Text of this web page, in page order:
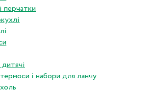
перчатки
і набори для ланчу